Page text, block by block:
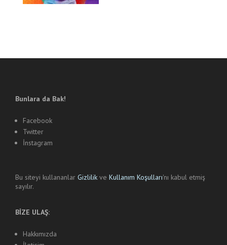
Bunlara da Bak!
Facebook
Twitter
İnstagram
Bu siteyi kullananlar Gizlilik ve Kullanım Koşulları'nı kabul etmiş
sayılır.
BİZE ULAŞ:
Hakkımızda